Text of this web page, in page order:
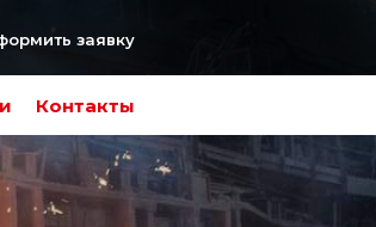
Контакты
заявку